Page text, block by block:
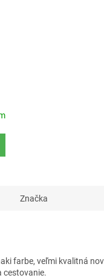
Značka
farbe, veľmi kvalitná
cestovanie.